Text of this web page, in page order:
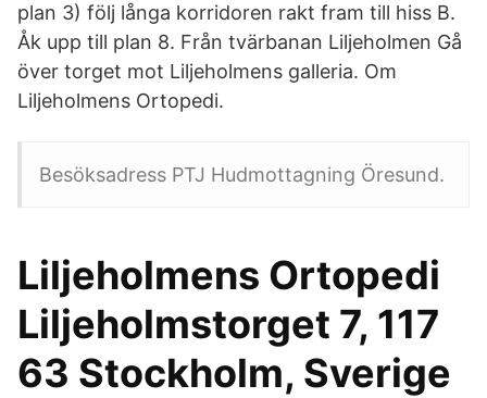
plan 3) följ långa korridoren rakt fram till hiss B.
Åk upp till plan 8. Från tvärbanan Liljeholmen Gå
över torget mot Liljeholmens galleria. Om
Liljeholmens Ortopedi.
Besöksadress PTJ Hudmottagning Öresund.
Liljeholmens Ortopedi
Liljeholmstorget 7, 117
63 Stockholm, Sverige